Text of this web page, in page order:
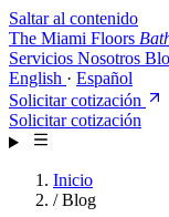
Saltar al contenido
The Miami Floors
Servicios Nosotros
English · Español
Solicitar cotización
Solicitar cotización
Inicio
/ Blog